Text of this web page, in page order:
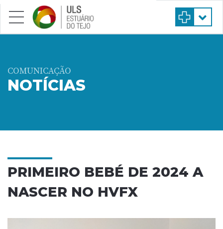
Saltar para conteúdo principal
COMUNICAÇÃO
NOTÍCIAS
PRIMEIRO BEBÉ DE 2024 A
NASCER NO HVFX